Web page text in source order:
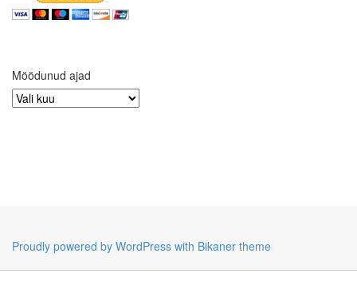
Möödunud ajad
Möödunud
ajad
Proudly powered by WordPress with Bikaner theme